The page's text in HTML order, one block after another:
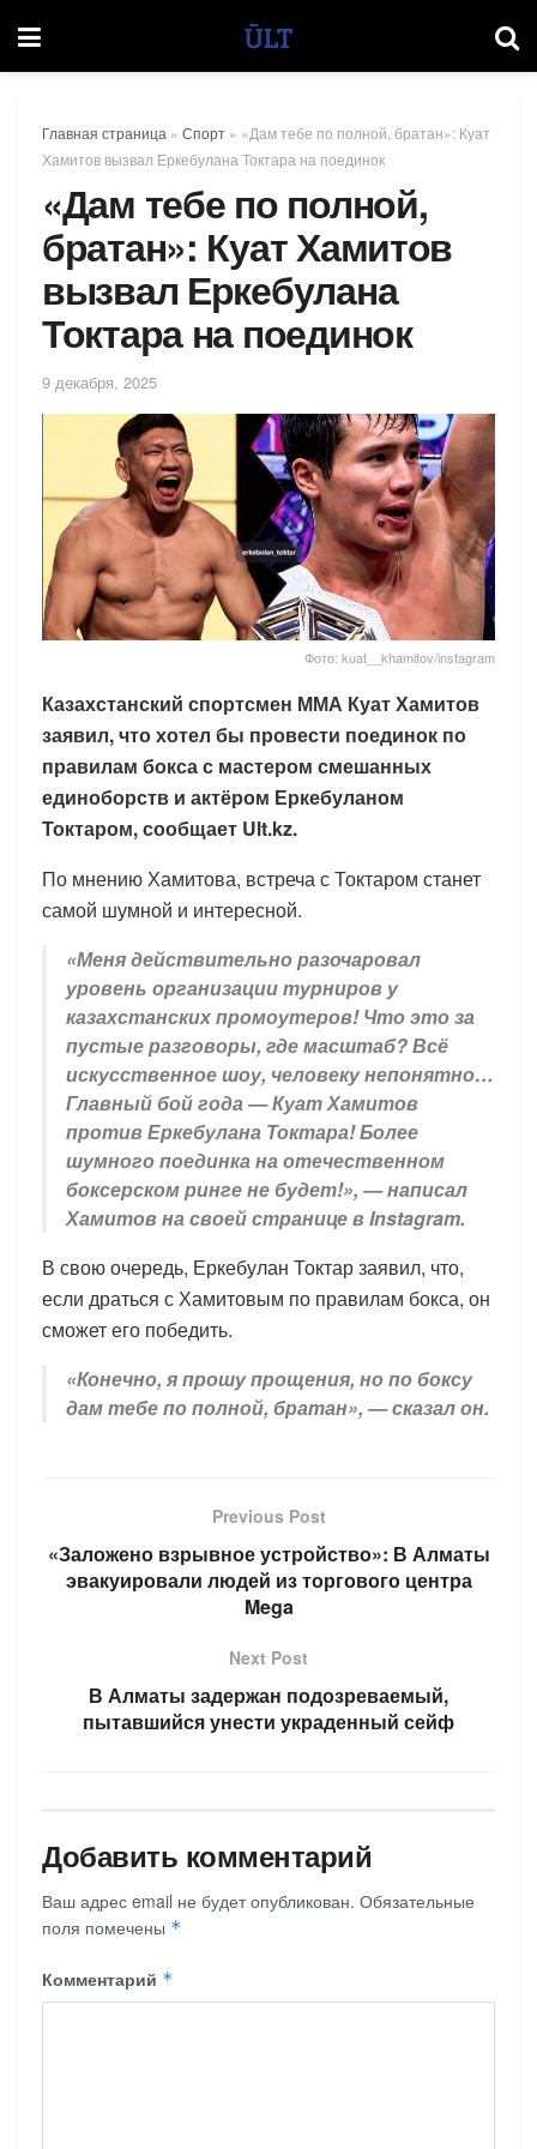
Главная страница » Спорт » «Дам тебе по полной, братан»: Куат
Хамитов вызвал Еркебулана Токтара на поединок
«Дам тебе по полной,
братан»: Куат Хамитов
вызвал Еркебулана
Токтара на поединок
9 декабря, 2025
Фото: kuat__khamitov/instagram
Казахстанский спортсмен ММА Куат Хамитов
заявил, что хотел бы провести поединок по
правилам бокса с мастером смешанных
единоборств и актёром Еркебуланом
Токтаром, сообщает Ult.kz.
По мнению Хамитова, встреча с Токтаром станет
самой шумной и интересной.
«Меня действительно разочаровал
уровень организации турниров у
казахстанских промоутеров! Что это за
пустые разговоры, где масштаб? Всё
искусственное шоу, человеку непонятно…
Главный бой года — Куат Хамитов
против Еркебулана Токтара! Более
шумного поединка на отечественном
боксерском ринге не будет!», — написал
Хамитов на своей странице в Instagram.
В свою очередь, Еркебулан Токтар заявил, что,
если драться с Хамитовым по правилам бокса, он
сможет его победить.
«Конечно, я прошу прощения, но по боксу
дам тебе по полной, братан», — сказал он.
Previous Post
«Заложено взрывное устройство»: В Алматы
эвакуировали людей из торгового центра
Mega
Next Post
В Алматы задержан подозреваемый,
пытавшийся унести украденный сейф
Добавить комментарий
Ваш адрес email не будет опубликован. Обязательные
поля помечены *
Комментарий *